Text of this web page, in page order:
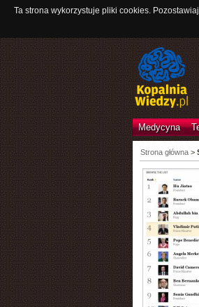
Ta strona wykorzystuje pliki cookies.
Medycyna
Strona główna>